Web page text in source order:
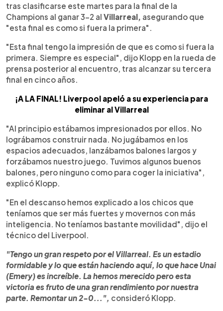
tras clasificarse este martes para la final de la
Champions al ganar 3-2 al Villarreal, asegurando que
"esta final es como si fuera la primera".
"Esta final tengo la impresión de que es como si fuera la
primera. Siempre es especial", dijo Klopp en la rueda de
prensa posterior al encuentro, tras alcanzar su tercera
final en cinco años.
¡A LA FINAL! Liverpool apeló a su experiencia para
eliminar al Villarreal
"Al principio estábamos impresionados por ellos. No
lográbamos construir nada. No jugábamos en los
espacios adecuados, lanzábamos balones largos y
forzábamos nuestro juego. Tuvimos algunos buenos
balones, pero ninguno como para coger la iniciativa",
explicó Klopp.
"En el descanso hemos explicado a los chicos que
teníamos que ser más fuertes y movernos con más
inteligencia. No teníamos bastante movilidad", dijo el
técnico del Liverpool.
"Tengo un gran respeto por el Villarreal. Es un estadio
formidable y lo que están haciendo aquí, lo que hace Unai
(Emery) es increíble. La hemos merecido pero esta
victoria es fruto de una gran rendimiento por nuestra
parte. Remontar un 2-0...", consideró Klopp.